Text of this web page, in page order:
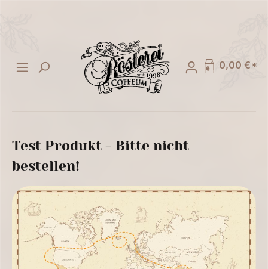
0,00 €*
Test Produkt - Bitte nicht
bestellen!